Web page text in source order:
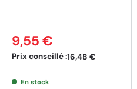
Prix conseillé :16,48 €
9,55 €
En stock